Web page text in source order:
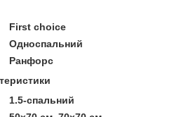
First choice
Односпальний
Ранфорс
1.5-спальний